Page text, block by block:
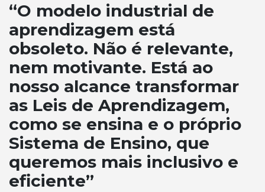
Recursos
Notícias
Eventos
Projectos
“O modelo industrial de
aprendizagem está
obsoleto. Não é relevante,
nem motivante. Está ao
nosso alcance transformar
as Leis de Aprendizagem,
como se ensina e o próprio
Sistema de Ensino, que
queremos mais inclusivo e
eficiente”